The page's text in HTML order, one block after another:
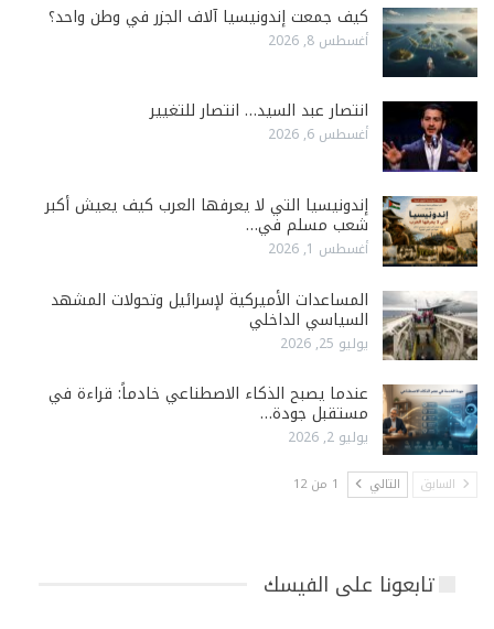
كيف جمعت إندونيسيا آلاف الجزر في وطن واحد؟
أغسطس 8, 2026
انتصار عبد السيد… انتصار للتغيير
أغسطس 6, 2026
إندونيسيا التي لا يعرفها العرب كيف يعيش أكبر
شعب مسلم في…
أغسطس 1, 2026
المساعدات الأميركية لإسرائيل وتحولات المشهد
السياسي الداخلي
يوليو 25, 2026
عندما يصبح الذكاء الاصطناعي خادماً: قراءة في
مستقبل جودة…
يوليو 2, 2026
السابق التالي 1 من 12
تابعونا على الفيسك